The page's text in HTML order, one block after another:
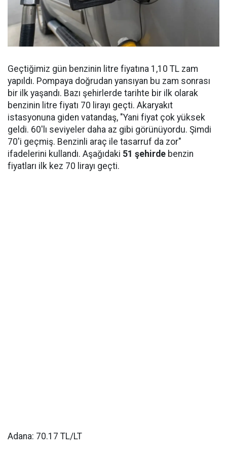
Geçtiğimiz gün benzinin litre fiyatına 1,10 TL zam
yapıldı. Pompaya doğrudan yansıyan bu zam sonrası
bir ilk yaşandı. Bazı şehirlerde tarihte bir ilk olarak
benzinin litre fiyatı 70 lirayı geçti. Akaryakıt
istasyonuna giden vatandaş, "Yani fiyat çok yüksek
geldi. 60'lı seviyeler daha az gibi görünüyordu. Şimdi
70'i geçmiş. Benzinli araç ile tasarruf da zor"
ifadelerini kullandı. Aşağıdaki 51 şehirde benzin
fiyatları ilk kez 70 lirayı geçti.
Adana: 70.17 TL/LT